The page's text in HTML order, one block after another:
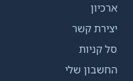
ארכיון
יצירת קשר
סל קניות
החשבון שלי